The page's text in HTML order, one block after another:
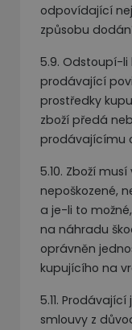
odpovídající
způsobu
5.9. Odstoupí-
prodávající
prostředky
zboží předá
prodávajícímu
5.10. Zboží
nepoškozené,
a je-li to
na náhradu
oprávněn
kupujícího na
5.11.
smlouvy z